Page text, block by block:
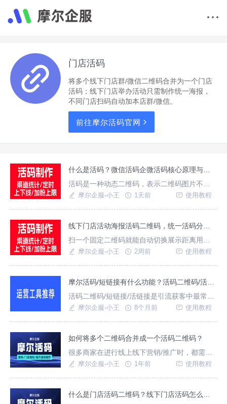
门店活码
将多个线下门店群/微信二维码合并为一个门店
活码；线下门店举办活动只需制作统一海报，
不同门店扫码自动加本店群/微信。
前往摩尔活码官网
活码是一种动态二维码，表示二维码图片不
变，扫描二维码后所指向的内容可以更改发生
个活码使用，支持按规则切换展示多个二维码
据。微信活码/企微活码核心原理与作用一、核
心原理活码核
摩尔企服-小王 1天前 使用教程
扫一个固定二维码就能自动切换展示距离用户
最近位置的群二维码添加，借助摩尔活码生成
场景使用，只需制作一次宣传二维码物料，通
如何快速创建城市活码二维码？1、前往摩尔活
码官网(链接
摩尔企服-小王 2周前 使用教程
活码二维码/短链接/活链接是引流获客中最常用
工具，活码也就是固定二维码，支持按设定展
一条活链接，可实时更改子链接，且支持数据
这一个工具即可实现。支持生成以下类型工
具：活码二
摩尔企服-小王 8个月前 使用教程
如何将多个二维码合并成一个活码二维码？
很多商家在进行线上线下营销/推广时，都需要
用到二维码维护客户，摩尔活码支持将多个企
上限数。如何将多个二维码合并成一个活码只
摩尔企服-小王 1年前 使用教程